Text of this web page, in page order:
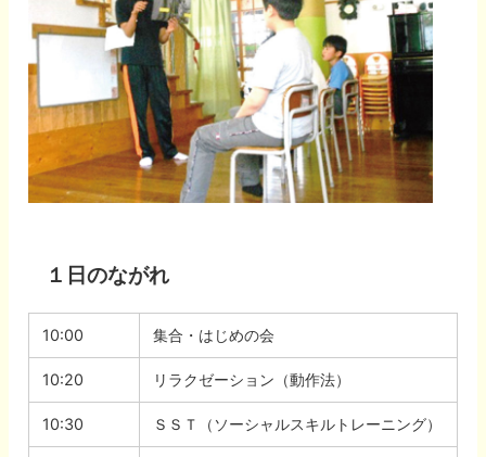
１日のながれ
10:00 集合・はじめの会
10:20 リラクゼーション（動作法）
10:30 ＳＳＴ（ソーシャルスキルトレーニング）